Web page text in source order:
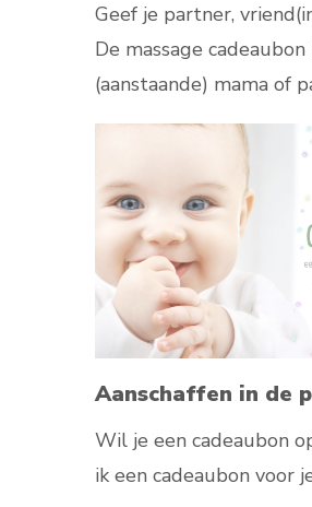
Geef je partner,
De massage
(aanstaande) mama of
Aanschaffen in de
Wil je een cadeaubon
ik een cadeaubon voor